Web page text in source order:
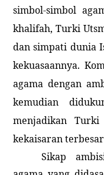
simbol-simbol
khalifah, Turki
dan simpati dunia
kekuasaannya.
agama dengan
kemudian
menjadikan Turki
kekaisaran
Sikap